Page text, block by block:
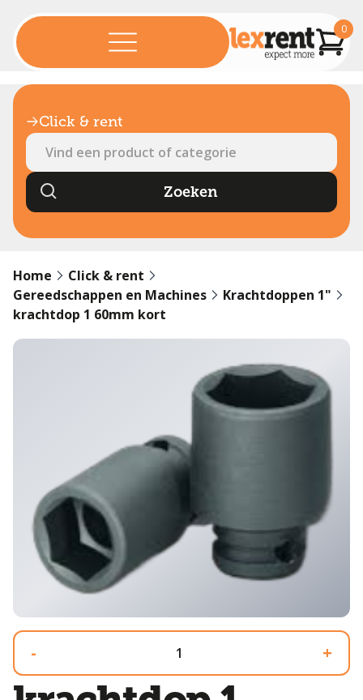
0
Click & rent
Home
Click & rent
Gereedschappen en Machines
Krachtdoppen 1"
krachtdop 1 60mm kort
- +